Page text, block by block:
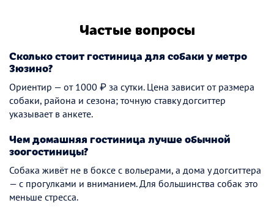
Частые вопросы
Сколько стоит гостиница для собаки у метро
Зюзино?
Ориентир — от 1000 ₽ за сутки. Цена зависит от размера
собаки, района и сезона; точную ставку догситтер
указывает в анкете.
Чем домашняя гостиница лучше обычной
зоогостиницы?
Собака живёт не в боксе с вольерами, а дома у догситтера
— с прогулками и вниманием. Для большинства собак это
меньше стресса.